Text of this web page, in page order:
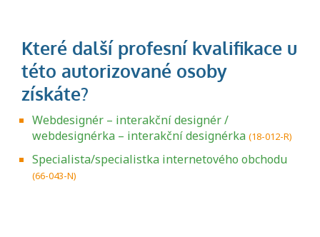
Webdesignér – interakční designér /
webdesignérka – interakční designérka (18-012-R)
Specialista/specialistka internetového obchodu
(66-043-N)
Projděte si seznam profesních kvalifikací.